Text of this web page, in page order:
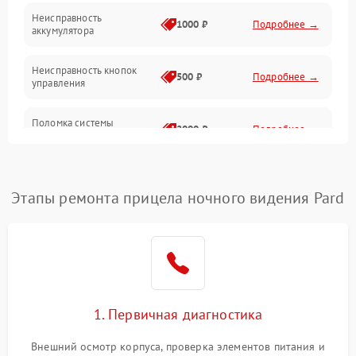
Неисправность
аккумулятора
1000 ₽ Подробнее →
Неисправность кнопок
управления
500 ₽ Подробнее →
Поломка системы
2000 ₽ Подробнее →
1000 ₽
Повреждение системы
1000 ₽ Подробнее →
Этапы ремонта прицела ночного видения Pard
1. Первичная диагностика
Внешний осмотр корпуса, проверка элементов питания и